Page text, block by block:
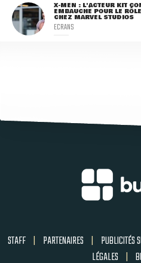
X-MEN : L'ACTEUR KIT
EMBAUCHÉ POUR LE
CHEZ MARVEL STUDIOS
ECRANS
STAFF | PARTENAIRES | PUBLICITÉS
LÉGALES |